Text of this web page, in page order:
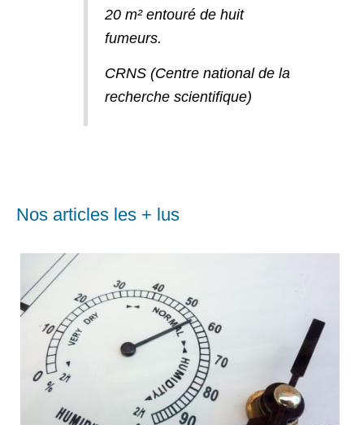
20 m² entouré de huit
fumeurs.
CRNS (Centre national de la
recherche scientifique)
Nos articles les + lus